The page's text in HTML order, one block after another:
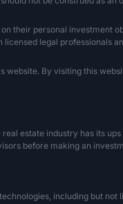
their personal investment
legal professionals
By visiting this
estate industry has its
before making an
including but not